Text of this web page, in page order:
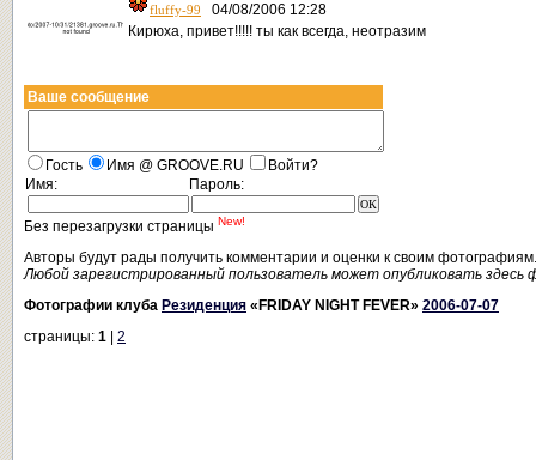
fluffy-99
04/08/2006 12:28
Кирюха, привет!!!!! ты как всегда, неотразим
Ваше сообщение
Гость Имя @ GROOVE.RU
Войти?
Имя:
Пароль:
Без перезагрузки страницы New!
Авторы будут рады получить комментарии и оценки к своим
Любой зарегистрированный пользователь может опубликовать здесь
Фотографии клуба Резиденция «FRIDAY NIGHT FEVER» 2006-07-07
страницы: 1 2